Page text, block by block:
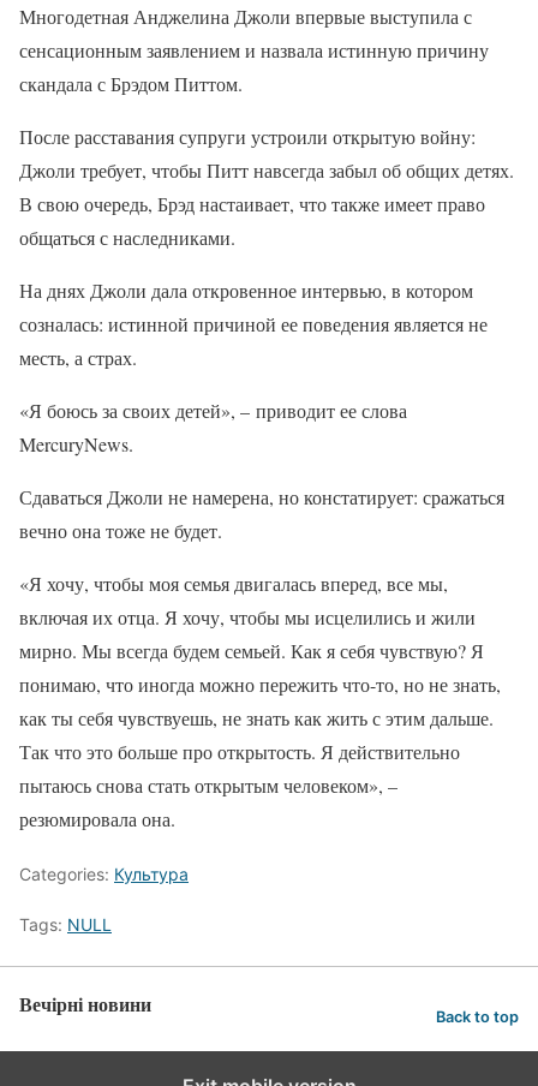
Многодетная Анджелина Джоли впервые выступила с
сенсационным заявлением и назвала истинную причину
скандала с Брэдом Питтом.
После расставания супруги устроили открытую войну:
Джоли требует, чтобы Питт навсегда забыл об общих детях.
В свою очередь, Брэд настаивает, что также имеет право
общаться с наследниками.
На днях Джоли дала откровенное интервью, в котором
созналась: истинной причиной ее поведения является не
месть, а страх.
«Я боюсь за своих детей», – приводит ее слова
MercuryNews.
Сдаваться Джоли не намерена, но констатирует: сражаться
вечно она тоже не будет.
«Я хочу, чтобы моя семья двигалась вперед, все мы,
включая их отца. Я хочу, чтобы мы исцелились и жили
мирно. Мы всегда будем семьей. Как я себя чувствую? Я
понимаю, что иногда можно пережить что-то, но не знать,
как ты себя чувствуешь, не знать как жить с этим дальше.
Так что это больше про открытость. Я действительно
пытаюсь снова стать открытым человеком», –
резюмировала она.
Categories: Культура
Tags: NULL
Вечірні новини Back to top